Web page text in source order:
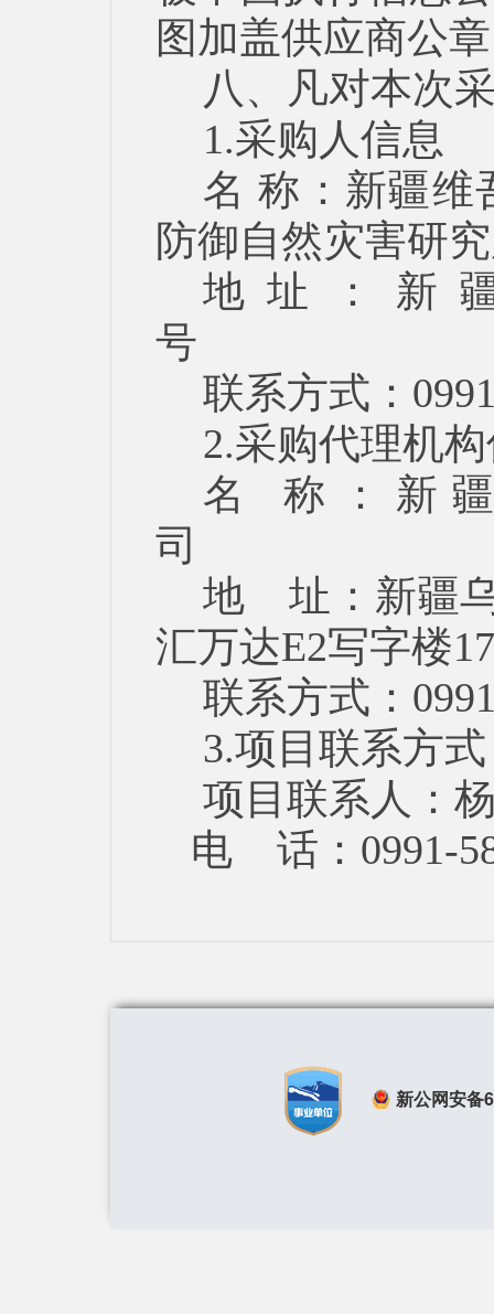
图加盖供应商公
八、凡对本次
1.采购人信息
名 称：新疆维
防御自然灾
地址：新
联系方式
2.采购代理机
名 称：新
地 址：新疆乌
汇万达
联系方
3.项目联系方式
项目联系人：
电 话：0991-
新公网安备